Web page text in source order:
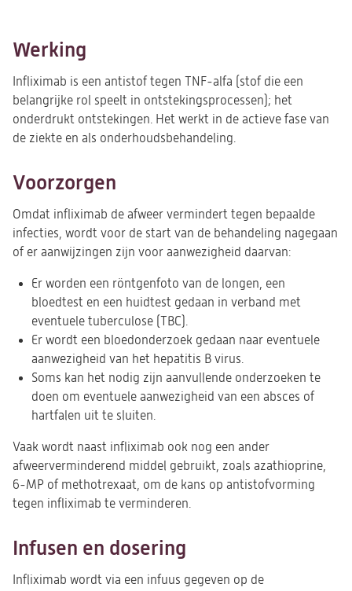
Werking
Infliximab is een antistof tegen TNF-alfa (stof die een
belangrijke rol speelt in ontstekingsprocessen); het
onderdrukt ontstekingen. Het werkt in de actieve fase van
de ziekte en als onderhoudsbehandeling.
Voorzorgen
Omdat infliximab de afweer vermindert tegen bepaalde
infecties, wordt voor de start van de behandeling nagegaan
of er aanwijzingen zijn voor aanwezigheid daarvan:
Er worden een röntgenfoto van de longen, een
bloedtest en een huidtest gedaan in verband met
eventuele tuberculose (TBC).
Er wordt een bloedonderzoek gedaan naar eventuele
aanwezigheid van het hepatitis B virus.
Soms kan het nodig zijn aanvullende onderzoeken te
doen om eventuele aanwezigheid van een absces of
hartfalen uit te sluiten.
Vaak wordt naast infliximab ook nog een ander
afweerverminderend middel gebruikt, zoals azathioprine,
6-MP of methotrexaat, om de kans op antistofvorming
tegen infliximab te verminderen.
Infusen en dosering
Infliximab wordt via een infuus gegeven op de